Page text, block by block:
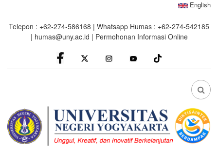
main
English
Telepon : +62-274-586168 | Whatsapp Humas : +62-274-542185
| humas@uny.ac.id | Permohonan Informasi Online
facebook
Instagram youtube
FA